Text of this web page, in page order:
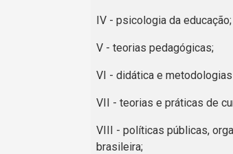
IV - psicologia da educação;
V - teorias pedagógicas;
VI - didática e
VII - teorias e práticas de
VIII - políticas públicas,
brasileira;